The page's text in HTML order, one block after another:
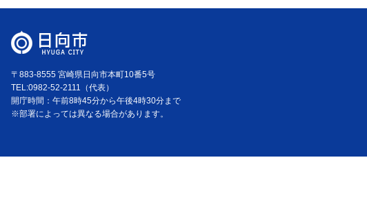
〒883-8555 宮崎県日向市本町10番5号
TEL:0982-52-2111（代表）
開庁時間：午前8時45分から午後4時30分まで
※部署によっては異なる場合があります。